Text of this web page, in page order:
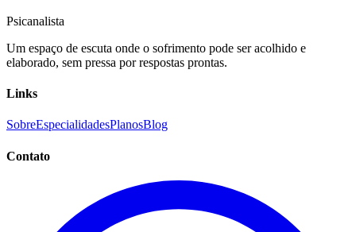
Psicanalista
Um espaço de escuta onde o sofrimento pode ser acolhido e
elaborado, sem pressa por respostas prontas.
Links
SobreEspecialidadesPlanosBlog
Contato